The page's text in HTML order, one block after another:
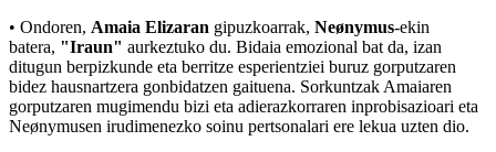
• Ondoren, Amaia Elizaran gipuzkoarrak, Neønymus-ekin
batera, "Iraun" aurkeztuko du. Bidaia emozional bat da, izan
ditugun berpizkunde eta berritze esperientziei buruz gorputzaren
bidez hausnartzera gonbidatzen gaituena. Sorkuntzak Amaiaren
gorputzaren mugimendu bizi eta adierazkorraren inprobisazioari eta
Neønymusen irudimenezko soinu pertsonalari ere lekua uzten dio.